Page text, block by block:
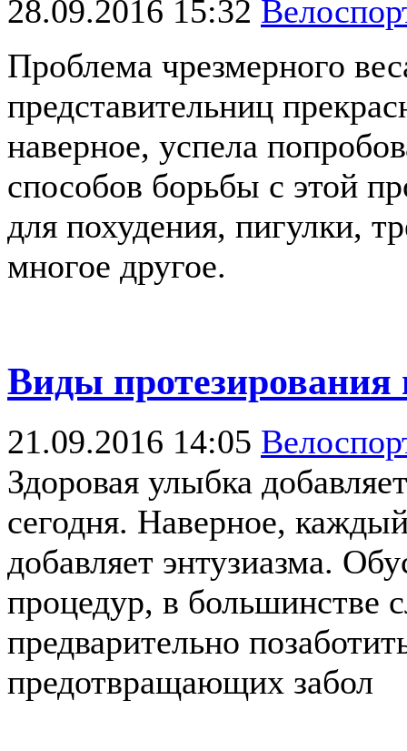
28.09.2016 15:32
Проблема чрезмерного
представительниц
наверное, успела
способов борьбы с этой
для похудения, пигулки,
многое другое.
Виды протезирования
21.09.2016 14:05
Здоровая улыбка
сегодня. Наверное,
добавляет энтузиазма.
процедур, в большинстве
предварительно
предотвращающих забол